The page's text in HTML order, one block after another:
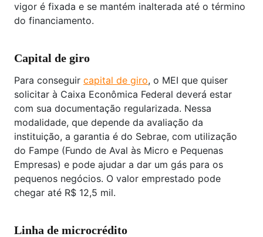
vigor é fixada e se mantém inalterada até o término
do financiamento.
Capital de giro
Para conseguir capital de giro, o MEI que quiser
solicitar à Caixa Econômica Federal deverá estar
com sua documentação regularizada. Nessa
modalidade, que depende da avaliação da
instituição, a garantia é do Sebrae, com utilização
do Fampe (Fundo de Aval às Micro e Pequenas
Empresas) e pode ajudar a dar um gás para os
pequenos negócios. O valor emprestado pode
chegar até R$ 12,5 mil.
Linha de microcrédito